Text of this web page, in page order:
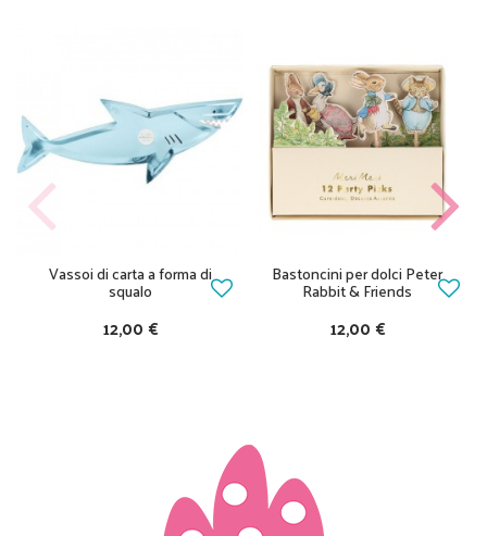
Vassoi di carta a forma di
squalo
12,00 €
Bastoncini per dolci Peter
Rabbit & Friends
12,00 €